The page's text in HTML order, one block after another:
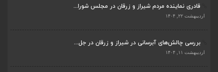
قادری نماینده مردم شیراز و زرقان در مجلس شورا...
اردیبهشت ۲۲, ۱۴۰۴
بررسی چالش‌های آبرسانی در شیراز و زرقان در جل...
اردیبهشت ۱۱, ۱۴۰۴